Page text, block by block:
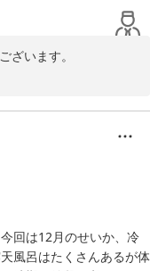
ざいます。
なら、これほど嬉しい
温かいお言葉をいただ
からも心地よい宿づく
しにいらしてくださ
回は12月のせいか、冷
風呂はたくさんあるが体